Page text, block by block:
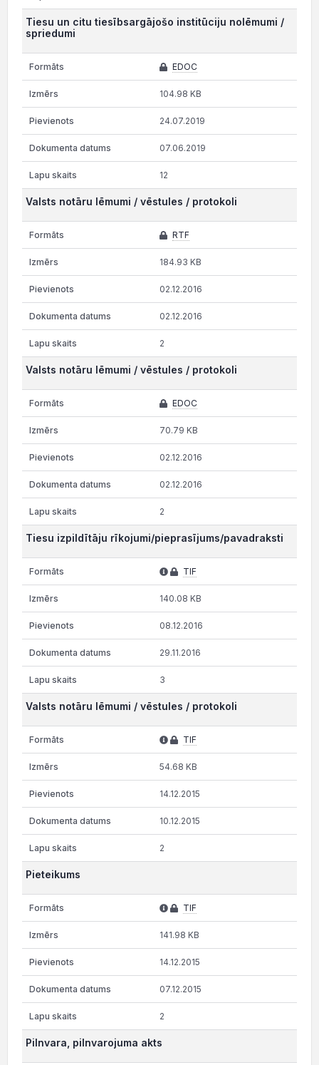
Tiesu un citu tiesībsargājošo institūciju nolēmumi /
spriedumi
EDOC
104.98 KB
24.07.2019
07.06.2019
12
Valsts notāru lēmumi / vēstules / protokoli
RTF
184.93 KB
02.12.2016
02.12.2016
2
Valsts notāru lēmumi / vēstules / protokoli
EDOC
70.79 KB
02.12.2016
02.12.2016
2
Tiesu izpildītāju rīkojumi/pieprasījums/pavadraksti
TIF
140.08 KB
08.12.2016
29.11.2016
3
Valsts notāru lēmumi / vēstules / protokoli
TIF
54.68 KB
14.12.2015
10.12.2015
2
Pieteikums
TIF
141.98 KB
14.12.2015
07.12.2015
2
Pilnvara, pilnvarojuma akts